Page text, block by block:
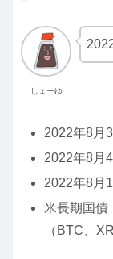
しょーゆ
2022年8月
2022年8月
2022年8月
米長期国債
（BTC、